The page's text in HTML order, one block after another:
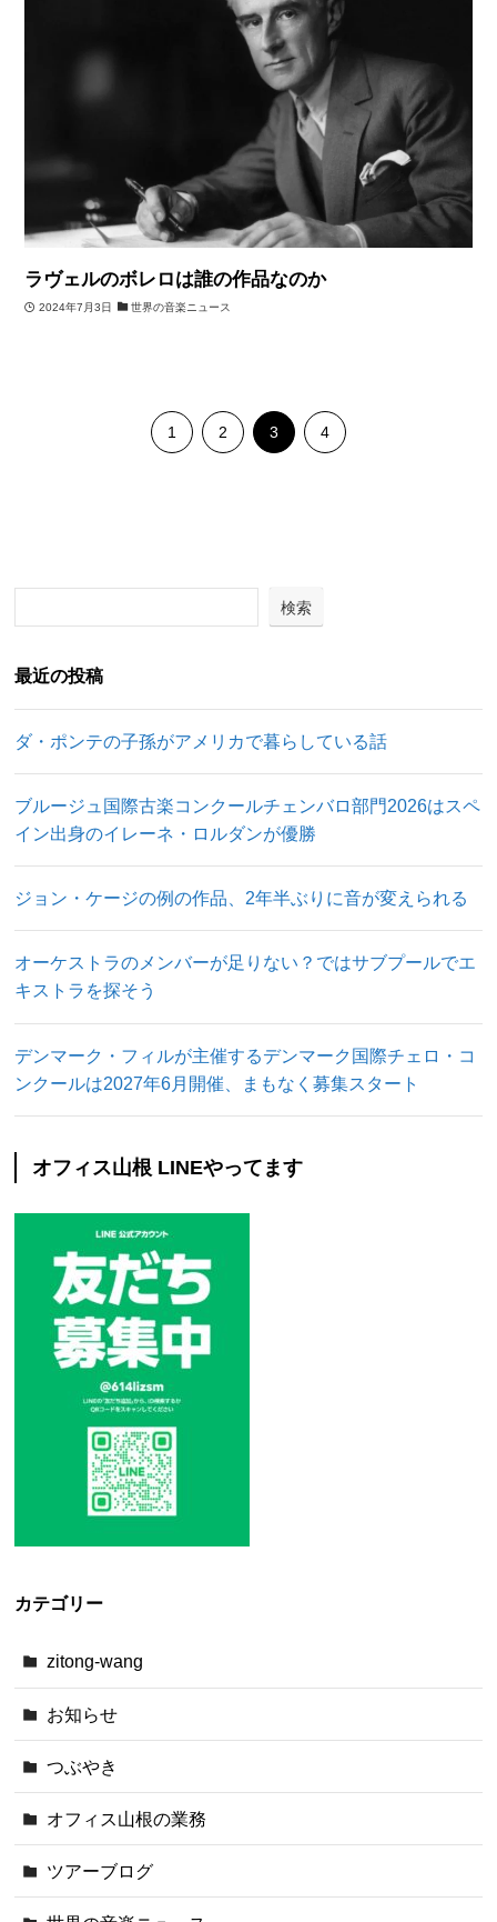
ラヴェルのボレロは誰の作品なのか
2024年7月3日 世界の音楽ニュース
1 2 3 4
検索
最近の投稿
ダ・ポンテの子孫がアメリカで暮らしている話
ブルージュ国際古楽コンクールチェンバロ部門2026はスペ
イン出身のイレーネ・ロルダンが優勝
ジョン・ケージの例の作品、2年半ぶりに音が変えられる
オーケストラのメンバーが足りない？ではサブプールでエ
キストラを探そう
デンマーク・フィルが主催するデンマーク国際チェロ・コ
ンクールは2027年6月開催、まもなく募集スタート
オフィス山根 LINEやってます
カテゴリー
zitong-wang
お知らせ
つぶやき
オフィス山根の業務
ツアーブログ